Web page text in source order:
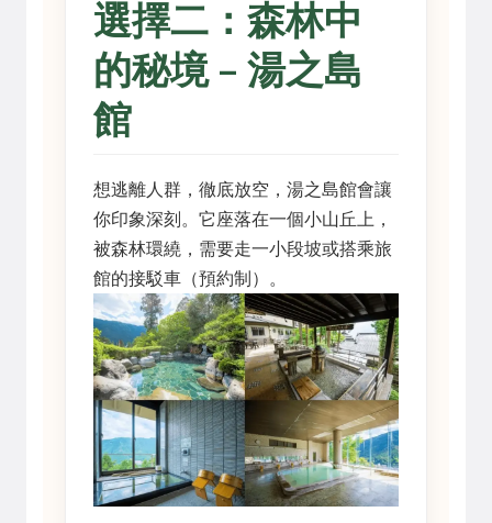
選擇二：森林中
的秘境 – 湯之島
館
想逃離人群，徹底放空，湯之島館會讓
你印象深刻。它座落在一個小山丘上，
被森林環繞，需要走一小段坡或搭乘旅
館的接駁車（預約制）。